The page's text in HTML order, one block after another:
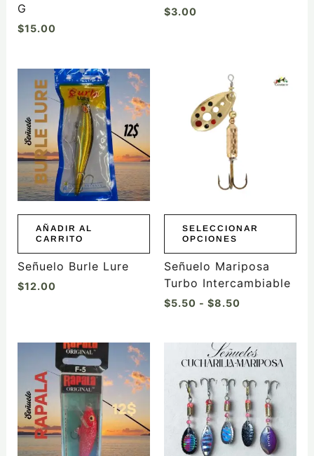
G
$15.00
$3.00
AÑADIR AL
CARRITO
Señuelo Burle Lure
$12.00
SELECCIONAR
OPCIONES
producto
múltiples
elegir
la
página
producto
Señuelo Mariposa
Turbo Intercambiable
$5.50 - $8.50